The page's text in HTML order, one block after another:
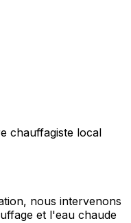
chauffagiste local
nous intervenons
et l'eau chaude